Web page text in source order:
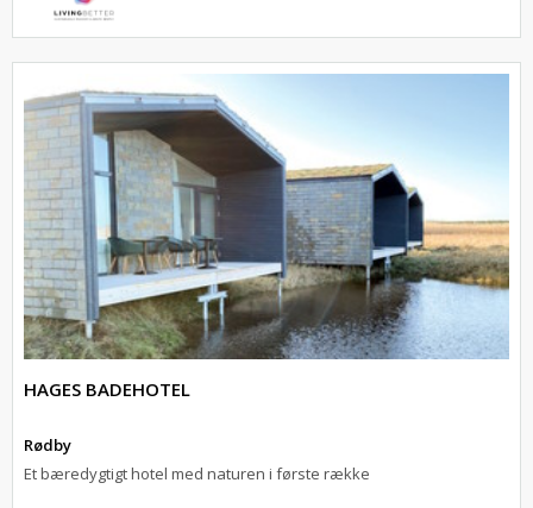
HAGES BADEHOTEL
Rødby
Et bæredygtigt hotel med naturen i første række